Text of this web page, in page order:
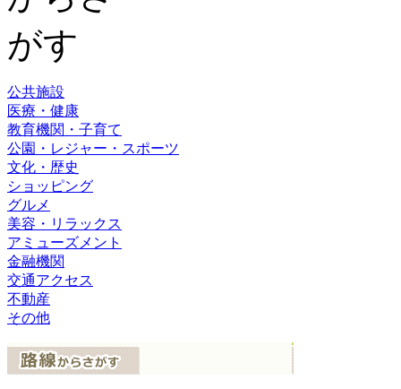
公共施設
医療・健康
教育機関・子育て
公園・レジャー・スポーツ
文化・歴史
ショッピング
グルメ
美容・リラックス
アミューズメント
金融機関
交通アクセス
不動産
その他